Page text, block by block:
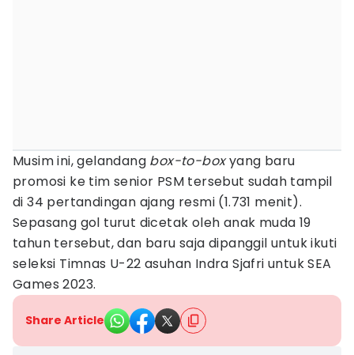
Musim ini, gelandang box-to-boxyang baru
promosi ke tim senior PSM tersebut sudah tampil
di 34 pertandingan ajang resmi (1.731 menit).
Sepasang gol turut dicetak oleh anak muda 19
tahun tersebut, dan baru saja dipanggil untuk ikuti
seleksi Timnas U-22 asuhan Indra Sjafri untuk SEA
Games 2023.
Share Article